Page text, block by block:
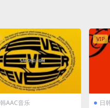
AAC音乐
VIP
日